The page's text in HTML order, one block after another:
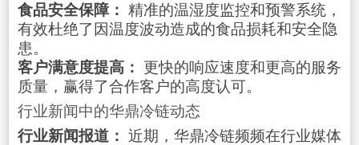
食品安全保障： 精准的温湿度监控和预警系统，
有效杜绝了因温度波动造成的食品损耗和安全隐
患。
客户满意度提高：
更快的响应速度和更高的服务
质量，赢得了合作客户的高度认可。
行业新闻中的华鼎冷链动态
行业新闻报道： 近期，华鼎冷链频频在行业媒体